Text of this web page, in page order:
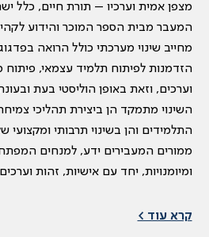
מצפן אמית וערכיו – תורת חיים, כלל
המעבר מבית הספר המוכר והידוע
מחייב שינוי מערכתי כולל הרואה
הזדמנות לפיתוח תלמיד עצמאי, פיתוח
וערכים, וזאת באופן הוליסטי בעת
השינוי מתמקד הן ביצירת תהליכי
התלמידים והן בשינוי תרבותי ומקצועי
ממורים המעבירים ידע, למנחים
ומיומנויות, יחד עם אישיות, זהות
קרא עוד >